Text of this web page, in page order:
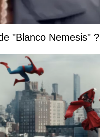
"Blanco Nemesis" ?